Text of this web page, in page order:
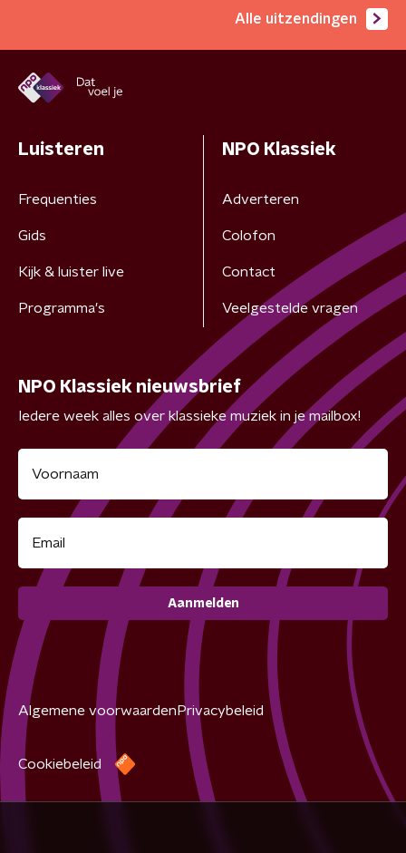
Alle uitzendingen
Luisteren
Frequenties
Gids
Kijk & luister live
Programma's
NPO Klassiek
Adverteren
Colofon
Contact
Veelgestelde vragen
NPO Klassiek nieuwsbrief
Iedere week alles over klassieke muziek in je mailbox!
Aanmelden
Algemene voorwaarden Privacybeleid
Cookiebeleid